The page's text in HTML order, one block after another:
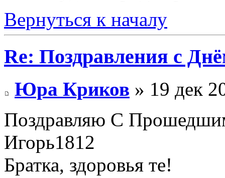
Вернуться к началу
Re: Поздравления с
Юра Криков » 19 дек
Поздравляю С
Игорь1812
Братка, здоровья те!